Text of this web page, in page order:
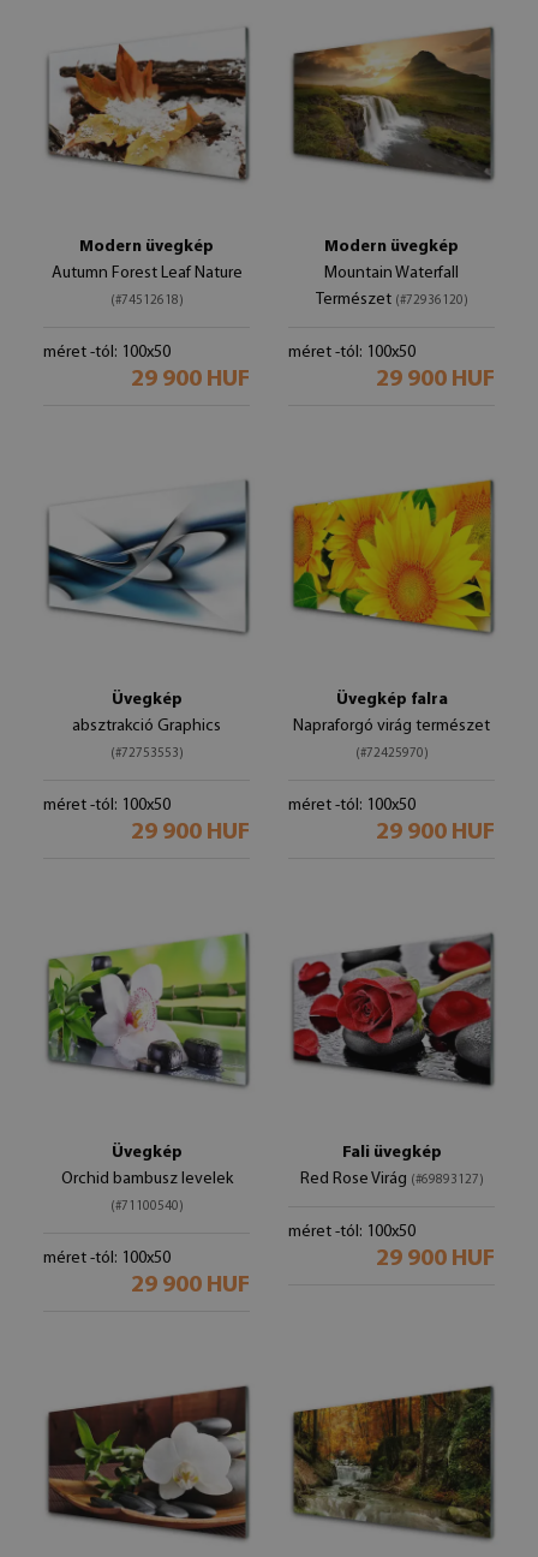
Modern üvegkép
Autumn Forest Leaf Nature
(#74512618)
méret -tól: 100x50
29 900 HUF
Modern üvegkép
Mountain Waterfall
Természet (#72936120)
méret -tól: 100x50
29 900 HUF
Üvegkép
absztrakció Graphics
(#72753553)
méret -tól: 100x50
29 900 HUF
Üvegkép falra
Napraforgó virág természet
(#72425970)
méret -tól: 100x50
29 900 HUF
Üvegkép
Orchid bambusz levelek
(#71100540)
méret -tól: 100x50
29 900 HUF
Fali üvegkép
Red Rose Virág (#69893127)
méret -tól: 100x50
29 900 HUF